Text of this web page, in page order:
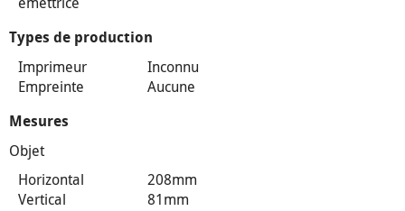
Types de production
Imprimeur
Inconnu
Empreinte
Aucune
Mesures
Objet
Horizontal
208mm
Vertical
81mm